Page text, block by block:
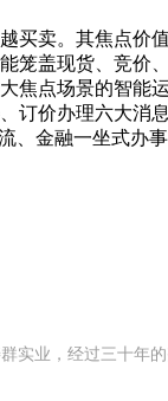
卖。其焦点价
盖现货、竞
焦点场景的智
订价办理六大
、金融一坐式办事
实业，经过三十年